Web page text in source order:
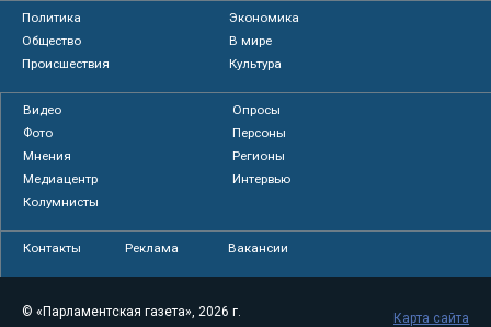
Политика
Экономика
Общество
В мире
Происшествия
Культура
Видео
Опросы
Фото
Персоны
Мнения
Регионы
Медиацентр
Интервью
Колумнисты
Контакты Реклама Вакансии
© «Парламентская газета», 2026 г.
Карта сайта